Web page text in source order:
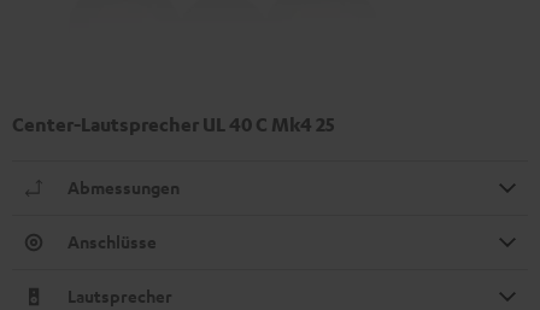
Center-Lautsprecher UL 40 C Mk4 25
Abmessungen
Anschlüsse
Lautsprecher